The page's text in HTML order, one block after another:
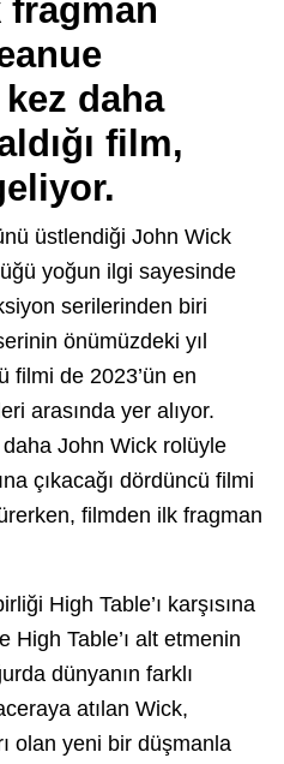
fragman
daha
film,
üstlendiği John Wick
yoğun ilgi sayesinde
serilerinden biri
önümüzdeki yıl
filmi de 2023’ün en
arasında yer alıyor.
John Wick rolüyle
çıkacağı dördüncü filmi
filmden ilk fragman
High Table’ı karşısına
Table’ı alt etmenin
dünyanın farklı
atılan Wick,
olan yeni bir düşmanla